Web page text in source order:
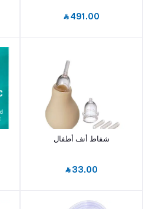
‎⃁ 491.00
أضف إلى السلة
شفاط أنف أطفال
‎⃁ 33.00